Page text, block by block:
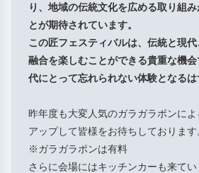
り、地域の伝統文化を広める取り組
とが期待されています。
この匠フェスティバルは、伝統と現
融合を楽しむことができる貴重な機
代にとって忘れられない体験となるは
昨年度も大変人気のガラガラポンに
アップして皆様をお待ちしております
※ガラガラポンは有料
さらに会場にはキッチンカーも来て